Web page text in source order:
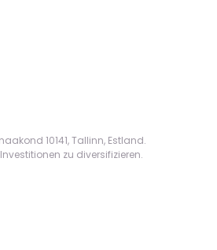
10141, Tallinn, Estland.
zu diversifizieren.